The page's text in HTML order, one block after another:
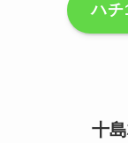
ハチ
十